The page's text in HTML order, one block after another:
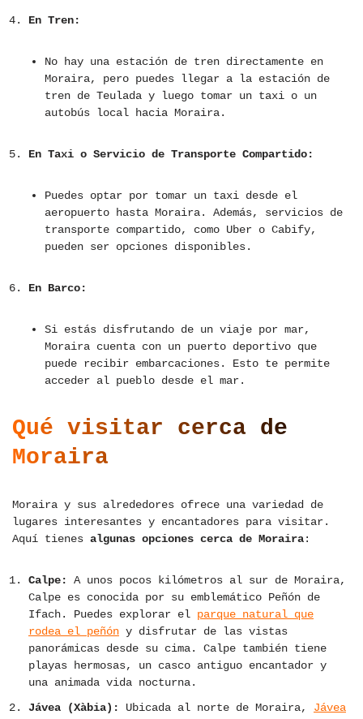
En Tren:
No hay una estación de tren directamente en
Moraira, pero puedes llegar a la estación de
tren de Teulada y luego tomar un taxi o un
autobús local hacia Moraira.
En Taxi o Servicio de Transporte Compartido:
Puedes optar por tomar un taxi desde el
aeropuerto hasta Moraira. Además, servicios de
transporte compartido, como Uber o Cabify,
pueden ser opciones disponibles.
En Barco:
Si estás disfrutando de un viaje por mar,
Moraira cuenta con un puerto deportivo que
puede recibir embarcaciones. Esto te permite
acceder al pueblo desde el mar.
Qué visitar cerca de
Moraira
Moraira y sus alrededores ofrece una variedad de
lugares interesantes y encantadores para visitar.
Aquí tienes algunas opciones cerca de Moraira:
Calpe:
A unos pocos kilómetros al sur de Moraira,
Calpe es conocida por su emblemático Peñón de
Ifach. Puedes explorar el parque natural que
rodea el peñón y disfrutar de las vistas
panorámicas desde su cima. Calpe también tiene
playas hermosas, un casco antiguo encantador y
una animada vida nocturna.
Jávea (Xàbia):
Ubicada al norte de Moraira, Jávea